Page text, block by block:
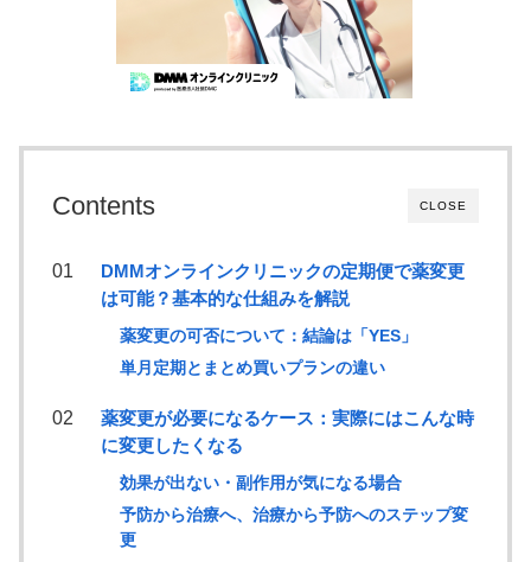
CLOSE
Contents
DMMオンラインクリニックの定期便で薬変更
は可能？基本的な仕組みを解説
薬変更の可否について：結論は「YES」
単月定期とまとめ買いプランの違い
薬変更が必要になるケース：実際にはこんな時
に変更したくなる
効果が出ない・副作用が気になる場合
予防から治療へ、治療から予防へのステップ変
更